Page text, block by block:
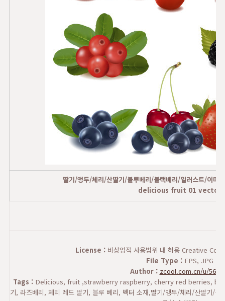
딸기/앵두/체리/산딸기/블루베리/블랙베리/일러스트/이미
delicious fruit 01 vector
License :비상업적 사용범위 내 허용 Creative
File Type : EPS, JPG
Author : zcool.com.cn/u/
Tags : Delicious, fruit ,strawberry raspberry, cherry red berries,
기, 라즈베리, 체리 레드 딸기, 블루 베리, 벡터 소재,딸기/앵두/체리/산딸기/